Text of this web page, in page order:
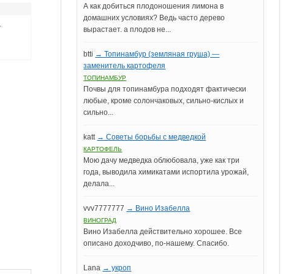
А как добиться плодоношения лимона в
домашних условиях? Ведь часто дерево
вырастает. а плодов не...
btti → Топинамбур (земляная груша) —
заменитель картофеля
ТОПИНАМБУР
Почвы для топинамбура подходят фактически
любые, кроме солончаковых, сильно-кислых и
сильно...
katt → Советы борьбы с медведкой
КАРТОФЕЛЬ
Мою дачу медведка облюбовала, уже как три
года, выводила химикатами испортила урожай,
делала...
vvv7777777 → Вино Изабелла
ВИНОГРАД
Вино Изабелла действительно хорошее. Все
описано доходчиво, по-нашему. Спасибо.
Lana → укроп